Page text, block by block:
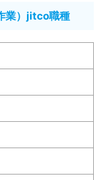
業）jitco職種